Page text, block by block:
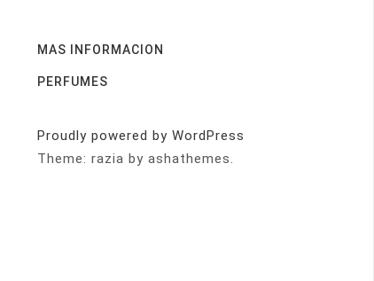
MAS INFORMACION
PERFUMES
Proudly powered by WordPress
Theme: razia by ashathemes.